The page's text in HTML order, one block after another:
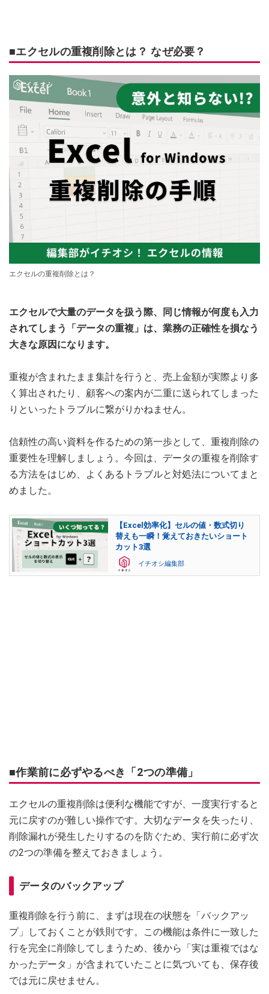
■エクセルの重複削除とは？ なぜ必要？
エクセルの重複削除とは？
エクセルで大量のデータを扱う際、同じ情報が何度も入力
されてしまう「データの重複」は、業務の正確性を損なう
大きな原因になります。
重複が含まれたまま集計を行うと、売上金額が実際より多
く算出されたり、顧客への案内が二重に送られてしまった
りといったトラブルに繋がりかねません。
信頼性の高い資料を作るための第一歩として、重複削除の
重要性を理解しましょう。今回は、データの重複を削除す
る方法をはじめ、よくあるトラブルと対処法についてまと
めました。
【Excel効率化】セルの値・数式切り
替えも一瞬！覚えておきたいショート
カット3選
イチオシ編集部
■作業前に必ずやるべき「2つの準備」
エクセルの重複削除は便利な機能ですが、一度実行すると
元に戻すのが難しい操作です。大切なデータを失ったり、
削除漏れが発生したりするのを防ぐため、実行前に必ず次
の2つの準備を整えておきましょう。
データのバックアップ
重複削除を行う前に、まずは現在の状態を「バックアッ
プ」しておくことが鉄則です。この機能は条件に一致した
行を完全に削除してしまうため、後から「実は重複ではな
かったデータ」が含まれていたことに気づいても、保存後
では元に戻せません。